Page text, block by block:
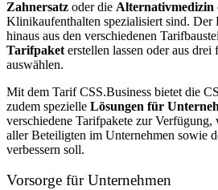
Zahnersatz oder die Alternativmedizin
Klinikaufenthalten spezialisiert sind. Der
hinaus aus den verschiedenen
Tarifpaket erstellen lassen oder aus drei
auswählen.
Mit dem Tarif CSS.Business bietet die
zudem spezielle Lösungen für
verschiedene Tarifpakete zur
aller Beteiligten im Unternehmen sowie
verbessern soll.
Vorsorge für Unternehmen